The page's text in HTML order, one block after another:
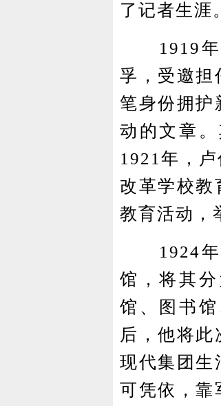
了记者生涯
1919年
孚，受邀担
笔身份拥护
动的文章
1921年，
改革学校教
教育活动，
1924年
馆，将其
馆、图书
后，他将此
现代集团生
可凭依，靠